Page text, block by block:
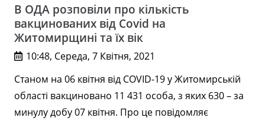
В ОДА розповіли про кількість
вакцинованих від Covid на
Житомирщині та їх вік
10:48, Середа, 7 Квітня, 2021
Станом на 06 квітня від COVID-19 у Житомирській
області вакциновано 11 431 особа, з яких 630 – за
минулу добу 07 квітня. Про це повідомляє